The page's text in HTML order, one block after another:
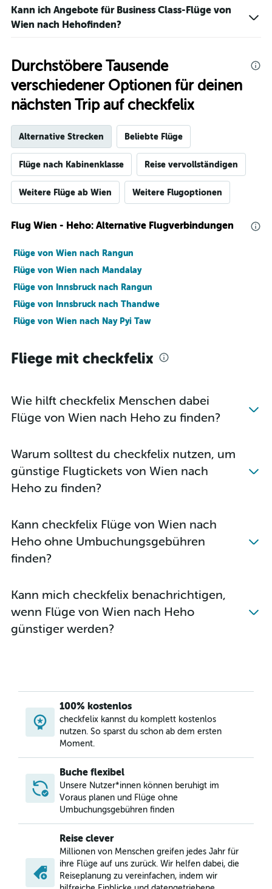
Kann ich Angebote für Business Class-Flüge von
Wien nach Hehofinden?
Durchstöbere Tausende
verschiedener Optionen für deinen
nächsten Trip auf checkfelix
Alternative Strecken Beliebte Flüge
Flüge nach Kabinenklasse Reise vervollständigen
Weitere Flüge ab Wien Weitere Flugoptionen
Flug Wien - Heho: Alternative Flugverbindungen
Flüge von Wien nach Rangun
Flüge von Wien nach Mandalay
Flüge von Innsbruck nach Rangun
Flüge von Innsbruck nach Thandwe
Flüge von Wien nach Nay Pyi Taw
Fliege mit checkfelix
Wie hilft checkfelix Menschen dabei
Flüge von Wien nach Heho zu finden?
Warum solltest du checkfelix nutzen, um
günstige Flugtickets von Wien nach
Heho zu finden?
Kann checkfelix Flüge von Wien nach
Heho ohne Umbuchungsgebühren
finden?
Kann mich checkfelix benachrichtigen,
wenn Flüge von Wien nach Heho
günstiger werden?
100% kostenlos
checkfelix kannst du komplett kostenlos
nutzen. So sparst du schon ab dem ersten
Moment.
Buche flexibel
Unsere Nutzer*innen können beruhigt im
Voraus planen und Flüge ohne
Umbuchungsgebühren finden
Reise clever
Millionen von Menschen greifen jedes Jahr für
ihre Flüge auf uns zurück. Wir helfen dabei, die
Reiseplanung zu vereinfachen, indem wir